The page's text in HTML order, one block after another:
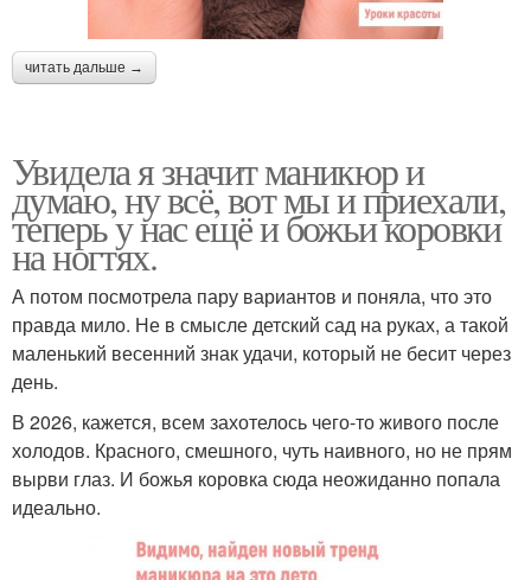
читать дальше →
Увидела я значит маникюр и
думаю, ну всё, вот мы и приехали,
теперь у нас ещё и божьи коровки
на ногтях.
А потом посмотрела пару вариантов и поняла, что это
правда мило. Не в смысле детский сад на руках, а такой
маленький весенний знак удачи, который не бесит через
день.
В 2026, кажется, всем захотелось чего-то живого после
холодов. Красного, смешного, чуть наивного, но не прям
вырви глаз. И божья коровка сюда неожиданно попала
идеально.